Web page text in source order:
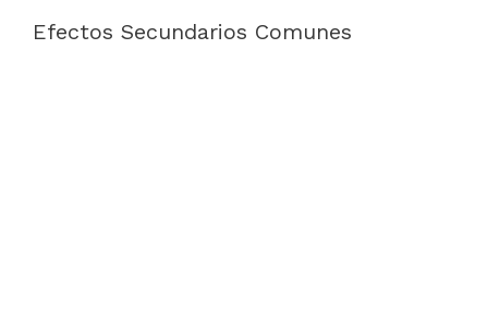
Efectos Secundarios Comunes